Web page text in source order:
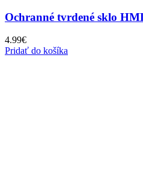
Ochranné tvrdené sklo
4.99€
Pridať do košíka